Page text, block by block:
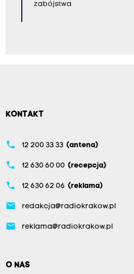
zabójstwa
KONTAKT
phone 12 200 33 33 (antena)
phone 12 630 60 00 (recepcja)
phone 12 630 62 06 (reklama)
email redakcja@radiokrakow.pl
email reklama@radiokrakow.pl
O NAS